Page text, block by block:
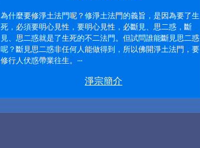
為什麼要修淨土法門呢？修淨土法門的義旨，是因為要了生
死，必須要明心見性，要明心見性，必斷見、思二惑，斷
見、思二惑就是了生死的不二法門。但試問誰能斷見思二惑
呢？斷見思二惑非任何人能做得到，所以佛開淨土法門，要
修行人伏惑帶業往生。 ‧‧‧
淨宗簡介